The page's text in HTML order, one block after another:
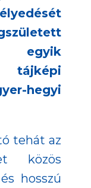
egyik
tájképi
hegyi
tehát az
közös
hosszú